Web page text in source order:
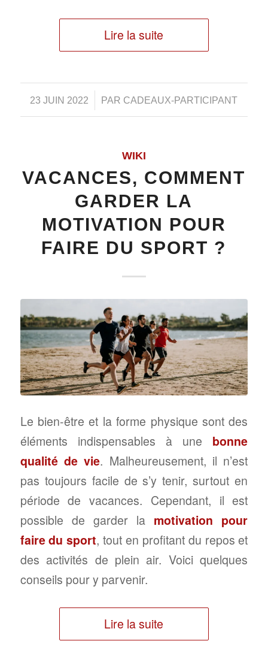
Lire la suite
23 JUIN 2022
/ PAR CADEAUX-PARTICIPANT
WIKI
VACANCES, COMMENT
GARDER LA
MOTIVATION POUR
FAIRE DU SPORT ?
Le bien-être et la forme physique sont des
éléments indispensables à une bonne
qualité de vie. Malheureusement, il n’est
pas toujours facile de s’y tenir, surtout en
période de vacances. Cependant, il est
possible de garder la motivation pour
faire du sport, tout en profitant du repos et
des activités de plein air. Voici quelques
conseils pour y parvenir.
Lire la suite